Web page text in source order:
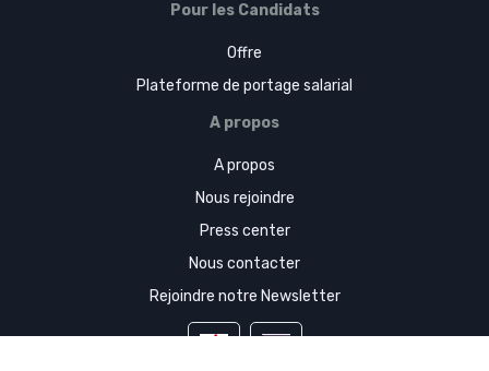
Pour les Candidats
Offre
Plateforme de portage salarial
A propos
A propos
Nous rejoindre
Press center
Nous contacter
Rejoindre notre Newsletter